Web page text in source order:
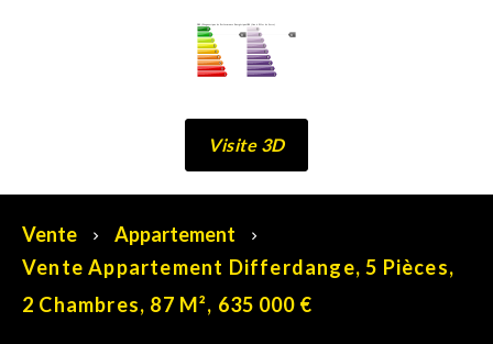
B
DPE (Diagnostique de Performance Energétique)
B
GES (Gaz à Effet de Serre)
Visite 3D
Vente
Appartement
Vente Appartement Differdange, 5 Pièces,
2 Chambres, 87 M², 635 000 €